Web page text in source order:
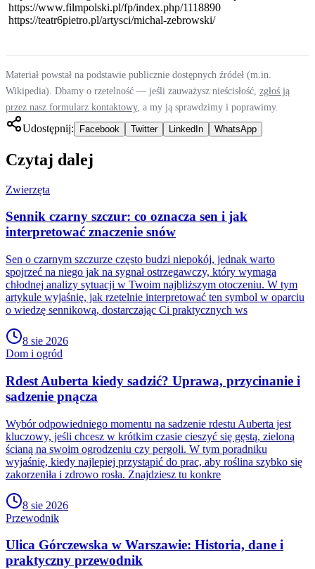
https://www.filmpolski.pl/fp/index.php/1118890
https://teatr6pietro.pl/artysci/michal-zebrowski/
Materiał powstał na podstawie publicznie dostępnych źródeł (m.in.
Wikipedia). Dbamy o rzetelność — jeśli zauważysz nieścisłość, zgłoś ją
przez nasz formularz kontaktowy, a my ją sprawdzimy i poprawimy.
Udostępnij: Facebook Twitter LinkedIn WhatsApp
Czytaj dalej
Zwierzęta
Sennik czarny szczur: co oznacza sen i jak
interpretować znaczenie snów
Sen o czarnym szczurze często budzi niepokój, jednak warto
spojrzeć na niego jak na sygnał ostrzegawczy, który wymaga
chłodnej analizy sytuacji w Twoim najbliższym otoczeniu. W tym
artykule wyjaśnię, jak rzetelnie interpretować ten symbol w oparciu
o wiedzę sennikową, dostarczając Ci praktycznych ws
8 sie 2026
Dom i ogród
Rdest Auberta kiedy sadzić? Uprawa, przycinanie i
sadzenie pnącza
Wybór odpowiedniego momentu na sadzenie rdestu Auberta jest
kluczowy, jeśli chcesz w krótkim czasie cieszyć się gęstą, zieloną
ścianą na swoim ogrodzeniu czy pergoli. W tym poradniku
wyjaśnię, kiedy najlepiej przystąpić do prac, aby roślina szybko się
zakorzeniła i zdrowo rosła. Znajdziesz tu konkre
8 sie 2026
Przewodnik
Ulica Górczewska w Warszawie: Historia, dane i
praktyczny przewodnik